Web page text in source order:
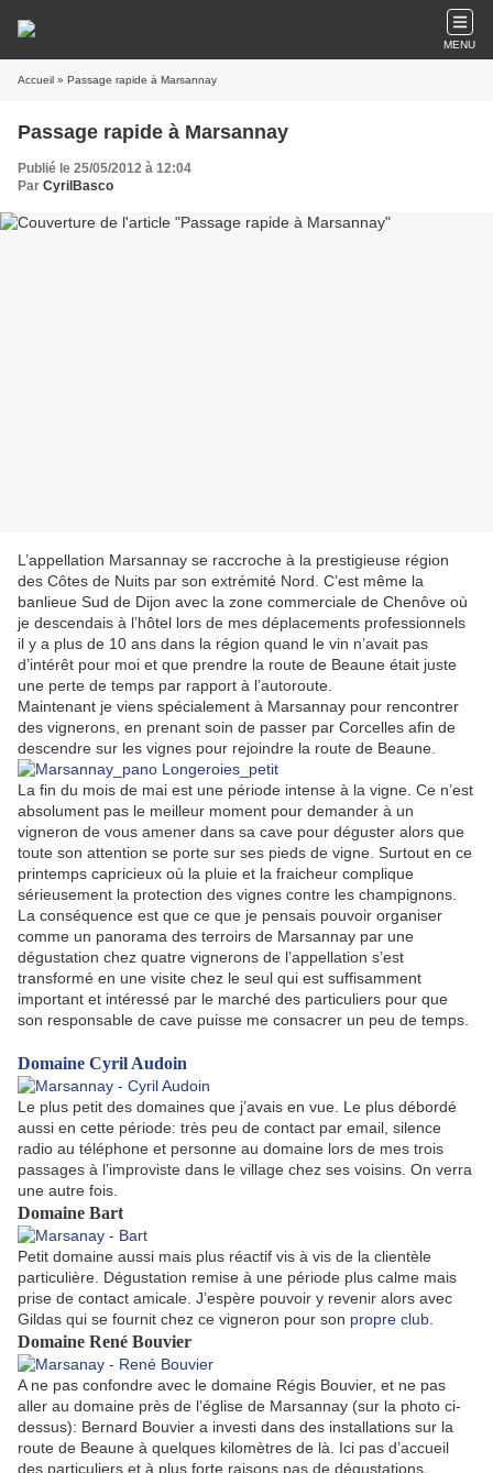
MENU
Accueil » Passage rapide à Marsannay
Passage rapide à Marsannay
Publié le 25/05/2012 à 12:04
Par CyrilBasco
L’appellation Marsannay se raccroche à la prestigieuse région
des Côtes de Nuits par son extrémité Nord. C’est même la
banlieue Sud de Dijon avec la zone commerciale de Chenôve où
je descendais à l’hôtel lors de mes déplacements professionnels
il y a plus de 10 ans dans la région quand le vin n’avait pas
d’intérêt pour moi et que prendre la route de Beaune était juste
une perte de temps par rapport à l’autoroute.
Maintenant je viens spécialement à Marsannay pour rencontrer
des vignerons, en prenant soin de passer par Corcelles afin de
descendre sur les vignes pour rejoindre la route de Beaune.
La fin du mois de mai est une période intense à la vigne. Ce n’est
absolument pas le meilleur moment pour demander à un
vigneron de vous amener dans sa cave pour déguster alors que
toute son attention se porte sur ses pieds de vigne. Surtout en ce
printemps capricieux où la pluie et la fraicheur complique
sérieusement la protection des vignes contre les champignons.
La conséquence est que ce que je pensais pouvoir organiser
comme un panorama des terroirs de Marsannay par une
dégustation chez quatre vignerons de l’appellation s’est
transformé en une visite chez le seul qui est suffisamment
important et intéressé par le marché des particuliers pour que
son responsable de cave puisse me consacrer un peu de temps.
Domaine Cyril Audoin
Le plus petit des domaines que j’avais en vue. Le plus débordé
aussi en cette période: très peu de contact par email, silence
radio au téléphone et personne au domaine lors de mes trois
passages à l’improviste dans le village chez ses voisins. On verra
une autre fois.
Domaine Bart
Petit domaine aussi mais plus réactif vis à vis de la clientèle
particulière. Dégustation remise à une période plus calme mais
prise de contact amicale. J’espère pouvoir y revenir alors avec
Gildas qui se fournit chez ce vigneron pour son propre club
Domaine René Bouvier
A ne pas confondre avec le domaine Régis Bouvier, et ne pas
aller au domaine près de l’église de Marsannay (sur la photo ci-
dessus): Bernard Bouvier a investi dans des installations sur la
route de Beaune à quelques kilomètres de là. Ici pas d’accueil
des particuliers et à plus forte raisons pas de dégustations.